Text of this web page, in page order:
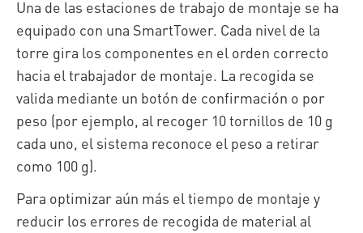
Una de las estaciones de trabajo de montaje se ha
equipado con una SmartTower. Cada nivel de la
torre gira los componentes en el orden correcto
hacia el trabajador de montaje. La recogida se
valida mediante un botón de confirmación o por
peso (por ejemplo, al recoger 10 tornillos de 10 g
cada uno, el sistema reconoce el peso a retirar
como 100 g).
Para optimizar aún más el tiempo de montaje y
reducir los errores de recogida de material al